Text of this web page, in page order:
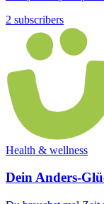
2 subscribers
Health & wellness
Dein Anders-